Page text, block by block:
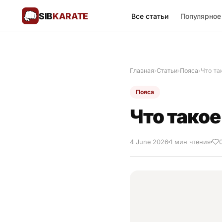
SIBKARATE Все статьи Популярное
Главная›Статьи›Пояса›Что
Пояса
Что
4 June 2026 1 мин чтения